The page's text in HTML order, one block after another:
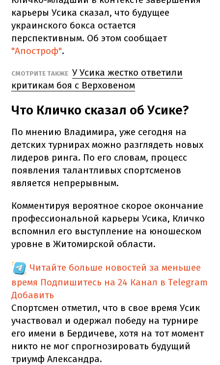
карьеры Усика сказал, что будущее
украинского бокса остается
перспективным. Об этом сообщает
"Апостроф".
СМОТРИТЕ ТАКЖЕ У Усика жестко ответили
критикам боя с Верховеном
Что Кличко сказал об Усике?
По мнению Владимира, уже сегодня на
детских турнирах можно разглядеть новых
лидеров ринга. По его словам, процесс
появления талантливых спортсменов
является непрерывным.
Комментируя вероятное скорое окончание
профессиональной карьеры Усика, Кличко
вспомнил его выступление на юношеском
уровне в Житомирской области.
Читайте больше новостей за меньшее
время Подпишитесь на 24 Канал в Telegram
Добавить
Спортсмен отметил, что в свое время Усик
участвовал и одержал победу на турнире
его имени в Бердичеве, хотя на тот момент
никто не мог спрогнозировать будущий
триумф Александра.